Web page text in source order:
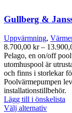
flera
De
olika
kan
väljas
på
Gullberg &
Uppvärmning,
8.700,00 kr –
Pelago, en on/off
utomhuspool är
och finns i storlekar
Poolvärmepumpen
installationstillbehör.
Lägg till i önskelista
Välj alternativDen